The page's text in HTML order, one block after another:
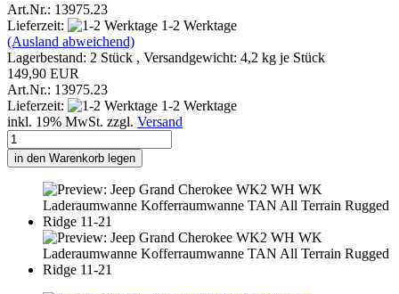
Art.Nr.: 13975.23
Lieferzeit:
1-2 Werktage
(Ausland abweichend)
Lagerbestand: 2 Stück , Versandgewicht: 4,2 kg je Stück
149,90 EUR
Art.Nr.: 13975.23
Lieferzeit:
1-2 Werktage
inkl. 19% MwSt. zzgl. Versand
in den Warenkorb legen